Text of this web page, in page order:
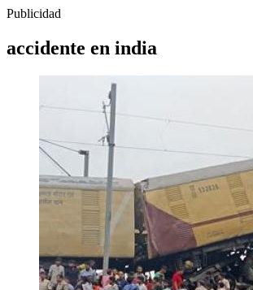
Publicidad
accidente en india